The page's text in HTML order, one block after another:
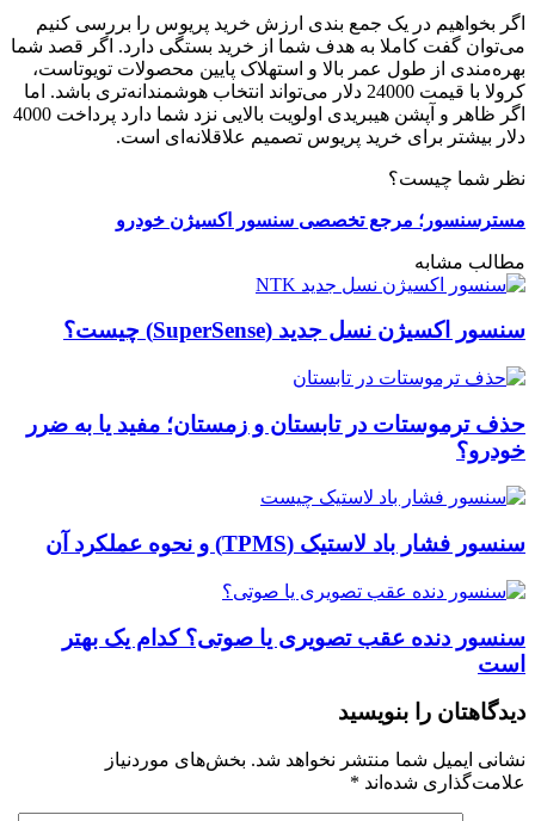
اگر بخواهیم در یک جمع بندی ارزش خرید پریوس را بررسی کنیم
می‌توان گفت کاملا به هدف شما از خرید بستگی دارد. اگر قصد شما
بهره‌مندی از طول عمر بالا و استهلاک پایین محصولات تویوتاست،
کرولا با قیمت 24000 دلار می‌تواند انتخاب هوشمندانه‌تری باشد. اما
اگر ظاهر و آپشن هیبریدی اولویت بالایی نزد شما دارد پرداخت 4000
دلار بیشتر برای خرید پریوس تصمیم علاقلانه‌ای است.
نظر شما چیست؟
مسترسنسور؛ مرجع تخصصی سنسور اکسیژن خودرو
مطالب مشابه
سنسور اکسیژن نسل جدید (SuperSense) چیست؟
حذف ترموستات در تابستان و زمستان؛ مفید یا به ضرر
خودرو؟
سنسور فشار باد لاستیک (TPMS) و نحوه عملکرد آن
سنسور دنده عقب تصویری یا صوتی؟ کدام یک بهتر
است
دیدگاهتان را بنویسید
نشانی ایمیل شما منتشر نخواهد شد. بخش‌های موردنیاز
علامت‌گذاری شده‌اند *